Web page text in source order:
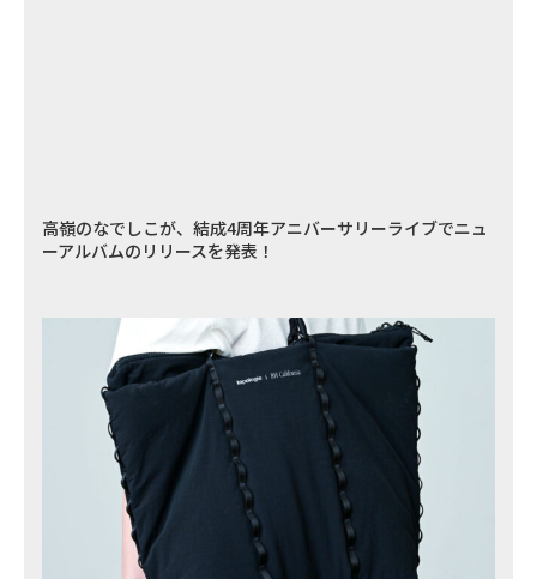
高嶺のなでしこが、結成4周年アニバーサリーライブでニュ
ーアルバムのリリースを発表！